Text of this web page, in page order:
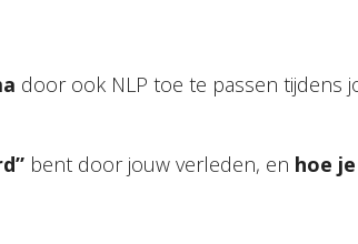
door ook NLP toe te passen tijdens
bent door jouw verleden, en hoe